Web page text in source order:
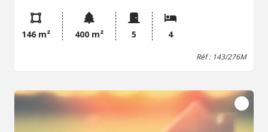
pièce au RDC et grenier au dessus. Ancien four à pain.
Petit jardinet.
146 m² 400 m² 5 4
Réf : 143/276M